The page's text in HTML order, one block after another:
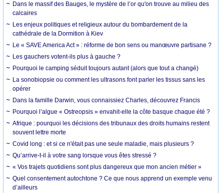
Dans le massif des Bauges, le mystère de l’or qu'on trouve au milieu des
calcaires
Les enjeux politiques et religieux autour du bombardement de la
cathédrale de la Dormition à Kiev
Le « SAVE America Act » : réforme de bon sens ou manœuvre partisane ?
Les gauchers votent-ils plus à gauche ?
Pourquoi le camping séduit toujours autant (alors que tout a changé)
La sonobiopsie ou comment les ultrasons font parler les tissus sans les
opérer
Dans la famille Darwin, vous connaissiez Charles, découvrez Francis
Pourquoi l’algue « Ostreopsis » envahit-elle la côte basque chaque été ?
Afrique : pourquoi les décisions des tribunaux des droits humains restent
souvent lettre morte
Covid long : et si ce n'était pas une seule maladie, mais plusieurs ?
Qu’arrive-t-il à votre sang lorsque vous êtes stressé ?
« Vos trajets quotidiens sont plus dangereux que mon ancien métier »
Quel consentement autochtone ? Ce que nous apprend un exemple venu
d’ailleurs